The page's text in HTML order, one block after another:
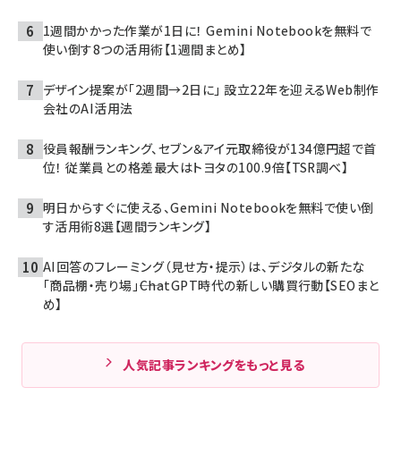
1週間かかった作業が1日に！ Gemini Notebookを無料で
使い倒す8つの活用術【1週間まとめ】
デザイン提案が「2週間→2日に」 設立22年を迎えるWeb制作
会社のAI活用法
役員報酬ランキング、セブン＆アイ元取締役が134億円超で首
位！ 従業員との格差最大はトヨタの100.9倍【TSR調べ】
明日からすぐに使える、Gemini Notebookを無料で使い倒
す活用術8選【週間ランキング】
AI回答のフレーミング（見せ方・提示）は、デジタルの新たな
「商品棚・売り場」――ChatGPT時代の新しい購買行動【SEOまと
め】
人気記事ランキングをもっと見る